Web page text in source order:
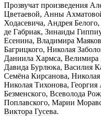
Прозвучат произведения
Цветаевой, Анны
Ходасевича, Андрея
де Габриак, Зинаиды
Есенина, Владимира
Багрицкого, Николая
Даниила Хармса, Велимира
Давида Бурлюка, Василия
Семёна Кирсанова,
Николая Тихонова,
Безменского, Всеволода
Поплавского, Марии
Виктора Гусева.